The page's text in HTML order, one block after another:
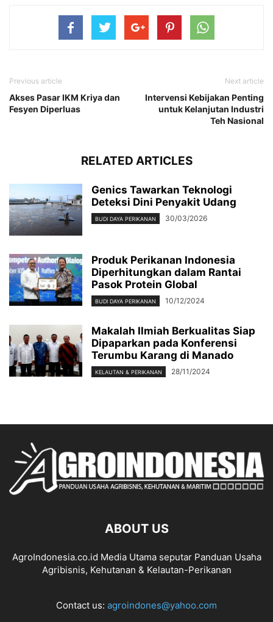
Previous article
Akses Pasar IKM Kriya dan
Fesyen Diperluas
Next article
Intervensi Kebijakan Penting
untuk Kelanjutan Industri
Teh Nasional
RELATED ARTICLES
Genics Tawarkan Teknologi
Deteksi Dini Penyakit Udang
BUDI DAYA PERIKANAN 30/03/2026
Produk Perikanan Indonesia
Diperhitungkan dalam Rantai
Pasok Protein Global
BUDI DAYA PERIKANAN 10/12/2024
Makalah Ilmiah Berkualitas Siap
Dipaparkan pada Konferensi
Terumbu Karang di Manado
KELAUTAN & PERIKANAN 28/11/2024
ABOUT US
AgroIndonesia.co.id Media Utama seputar Panduan Usaha
Agribisnis, Kehutanan & Kelautan-Perikanan
Contact us: agroindones@yahoo.com